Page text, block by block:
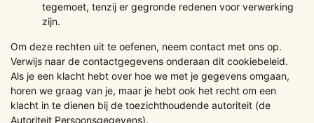
tegemoet, tenzij er gegronde redenen voor verwerking
zijn.
Om deze rechten uit te oefenen, neem contact met ons op.
Verwijs naar de contactgegevens onderaan dit cookiebeleid.
Als je een klacht hebt over hoe we met je gegevens omgaan,
horen we graag van je, maar je hebt ook het recht om een
klacht in te dienen bij de toezichthoudende autoriteit (de
Autoriteit Persoonsgegevens).